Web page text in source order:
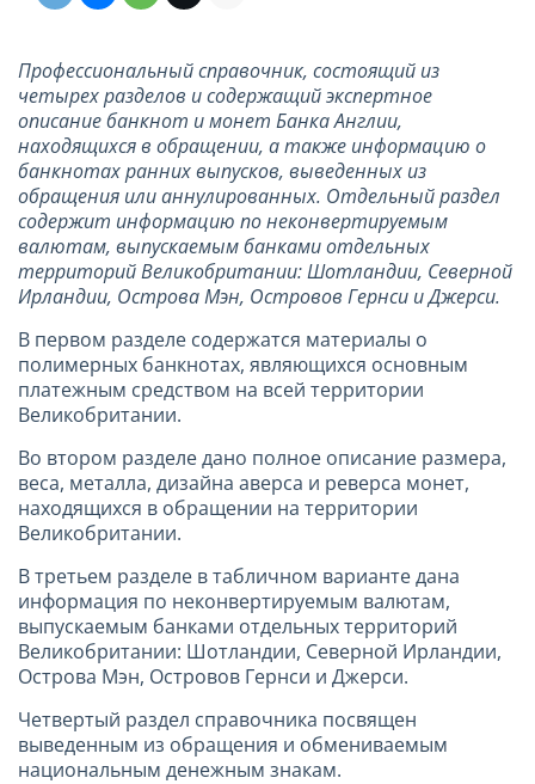
Профессиональный справочник, состоящий из
четырех разделов и содержащий экспертное
описание банкнот и монет Банка Англии,
находящихся в обращении, а также информацию о
банкнотах ранних выпусков, выведенных из
обращения или аннулированных. Отдельный раздел
содержит информацию по неконвертируемым
валютам, выпускаемым банками отдельных
территорий Великобритании: Шотландии, Северной
Ирландии, Острова Мэн, Островов Гернси и Джерси.
В первом разделе содержатся материалы о
полимерных банкнотах, являющихся основным
платежным средством на всей территории
Великобритании.
Во втором разделе дано полное описание размера,
веса, металла, дизайна аверса и реверса монет,
находящихся в обращении на территории
Великобритании.
В третьем разделе в табличном варианте дана
информация по неконвертируемым валютам,
выпускаемым банками отдельных территорий
Великобритании: Шотландии, Северной Ирландии,
Острова Мэн, Островов Гернси и Джерси.
Четвертый раздел справочника посвящен
выведенным из обращения и обмениваемым
национальным денежным знакам.